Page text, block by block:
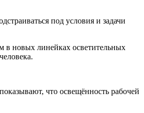
под условия и задачи
в новых линейках осветительных
что освещённость рабочей